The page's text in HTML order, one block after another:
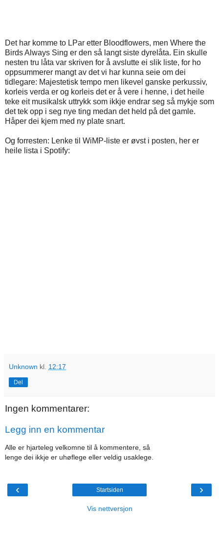
Det har komme to LPar etter Bloodflowers, men Where the
Birds Always Sing er den så langt siste dyrelåta. Ein skulle
nesten tru låta var skriven for å avslutte ei slik liste, for ho
oppsummerer mangt av det vi har kunna seie om dei
tidlegare: Majestetisk tempo men likevel ganske perkussiv,
korleis verda er og korleis det er å vere i henne, i det heile
teke eit musikalsk uttrykk som ikkje endrar seg så mykje som
det tek opp i seg nye ting medan det held på det gamle.
Håper dei kjem med ny plate snart.
Og forresten: Lenke til WiMP-liste er øvst i posten, her er
heile lista i Spotify:
Unknown kl. 12:17
Del
Ingen kommentarer:
Legg inn en kommentar
Alle er hjarteleg velkomne til å kommentere, så
lenge dei ikkje er uhøflege eller veldig usaklege.
‹ ›
Startsiden
Vis nettversjon